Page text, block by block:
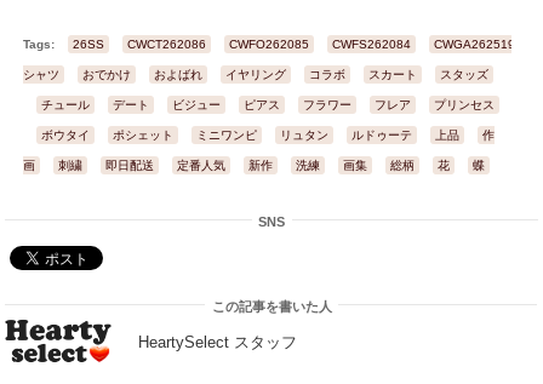
Tags: 26SS CWCT262086 CWFO262085 CWFS262084 CWGA262519
シャツ おでかけ およばれ イヤリング コラボ スカート スタッズ
チュール デート ビジュー ピアス フラワー フレア プリンセス
ボウタイ ポシェット ミニワンピ リュタン ルドゥーテ 上品 作
画 刺繍 即日配送 定番人気 新作 洗練 画集 総柄 花 蝶
SNS
この記事を書いた人
HeartySelect スタッフ